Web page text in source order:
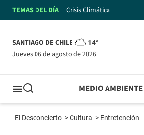
TEMAS DEL DÍA Crisis Climática
SANTIAGO DE CHILE 14°
jueves 06 de agosto de 2026
MEDIO AMBIENTE
El Desconcierto >Cultura > Entretención